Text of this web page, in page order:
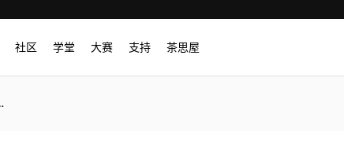
社区 学堂 大赛 支持 茶思屋